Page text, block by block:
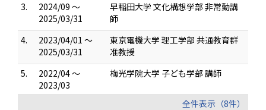
3.
2024/09 ～
2025/03/31
早稲田大学 文化構想学部 非常勤講
師
4.
2023/04/01 ～
2025/03/31
東京電機大学 理工学部 共通教育群
准教授
5.
2022/04 ～
2023/03
梅光学院大学 子ども学部 講師
全件表示（8件）